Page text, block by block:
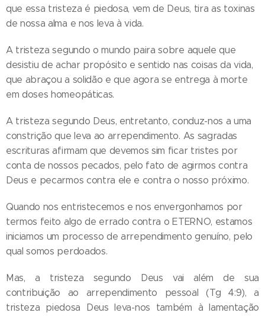
que essa tristeza é piedosa, vem de Deus, tira as toxinas
de nossa alma e nos leva à vida.
A tristeza segundo o mundo paira sobre aquele que
desistiu de achar propósito e sentido nas coisas da vida,
que abraçou a solidão e que agora se entrega à morte
em doses homeopáticas.
A tristeza segundo Deus, entretanto, conduz-nos a uma
constrição que leva ao arrependimento. As sagradas
escrituras afirmam que devemos sim ficar tristes por
conta de nossos pecados, pelo fato de agirmos contra
Deus e pecarmos contra ele e contra o nosso próximo.
Quando nos entristecemos e nos envergonhamos por
termos feito algo de errado contra o ETERNO, estamos
iniciamos um processo de arrependimento genuíno, pelo
qual somos perdoados.
Mas, a tristeza segundo Deus vai além de sua
contribuição ao arrependimento pessoal (Tg 4:9), a
tristeza piedosa Deus leva-nos também à lamentação